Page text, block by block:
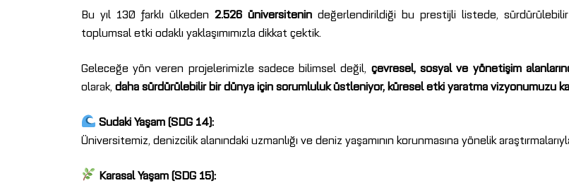
Bu yıl 130 farklı ülkeden2.526 üniversitenin değerlendirildiği bu prestijli listede,
toplumsal etki odaklı yaklaşımımızla dikkat çektik.
Geleceğe yön veren projelerimizle sadece bilimsel değil, çevresel, sosyal ve yönetişim
olarak, daha sürdürülebilir bir dünya için sorumluluk üstleniyor, küresel etki yaratma vizyonumuzu
Sudaki Yaşam (SDG 14):
Üniversitemiz, denizcilik alanındaki uzmanlığı ve deniz yaşamının korunmasına yönelik
Karasal Yaşam (SDG 15):